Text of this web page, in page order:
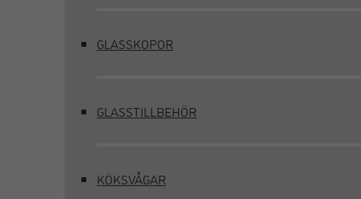
GLASSKOPOR
GLASSTILLBEHÖR
KÖKSVÅGAR